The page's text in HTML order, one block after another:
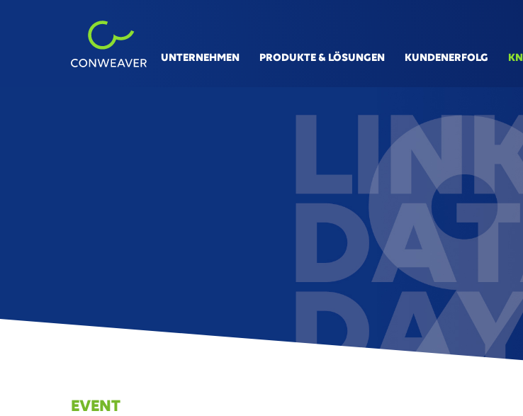
UNTERNEHMEN PRODUKTE & LÖSUNGEN KUNDENERFOLG
V&V Simulationsplattform
Linksphere eSe
Digital Production
Connected Engineering
Smart Services & Predictive
360° Supply Chain
Smart Product Portfolio
EVENT